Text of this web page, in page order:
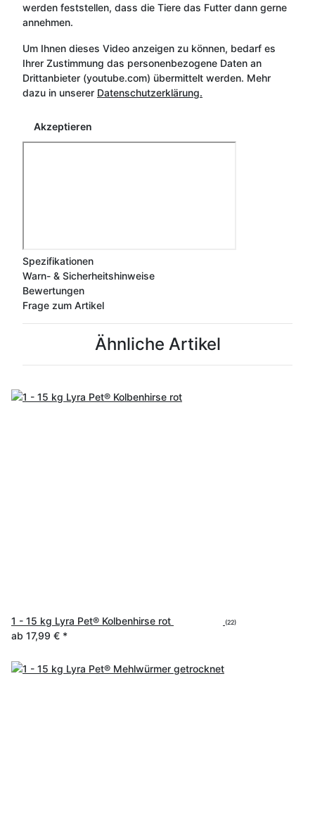
werden feststellen, dass die Tiere das Futter dann gerne
annehmen.
Um Ihnen dieses Video anzeigen zu können, bedarf es
Ihrer Zustimmung das personenbezogene Daten an
Drittanbieter (youtube.com) übermittelt werden. Mehr
dazu in unserer Datenschutzerklärung.
Akzeptieren
Spezifikationen
Warn- & Sicherheitshinweise
Bewertungen
Frage zum Artikel
Ähnliche Artikel
1 - 15 kg Lyra Pet® Kolbenhirse rot (22)
ab 17,99 € *